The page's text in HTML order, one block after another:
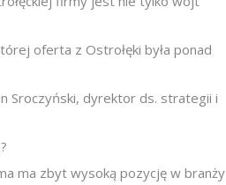
oferta z Ostrołęki była ponad
Sroczyński, dyrektor ds. strategii i
ma zbyt wysoką pozycję w branży